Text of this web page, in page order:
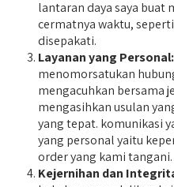
lantaran daya saya buat
cermatnya waktu,
disepakati.
Layanan yang Personal:
menomorsatukan
mengacuhkan bersama
mengasihkan usulan
yang tepat. komunikasi
yang personal yaitu
order yang kami tangani.
Kejernihan dan